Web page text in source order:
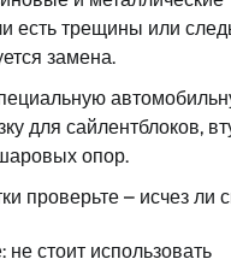
есть трещины или
замена.
для сайлентблоков,
опор.
проверьте – исчез ли
стоит использовать